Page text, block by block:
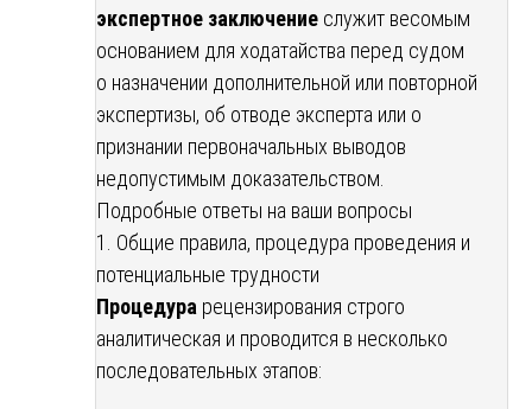
экспертное заключение служит весомым
основанием для ходатайства перед судом
о назначении дополнительной или повторной
экспертизы, об отводе эксперта или о
признании первоначальных выводов
недопустимым доказательством.
Подробные ответы на ваши вопросы
1. Общие правила, процедура проведения и
потенциальные трудности
Процедура рецензирования строго
аналитическая и проводится в несколько
последовательных этапов: